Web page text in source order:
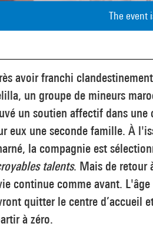
The event
avoir franchi
un groupe de mineurs
un soutien affectif dans une
eux une seconde famille. À
la compagnie est
talents. Mais de retour
continue comme avant.
quitter le centre d’accueil
à zéro.